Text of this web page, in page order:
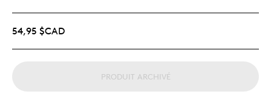
54,95 $CAD
PRODUIT ARCHIVÉ